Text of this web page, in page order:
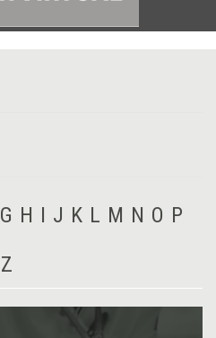
G H I J K L M N O P
Z